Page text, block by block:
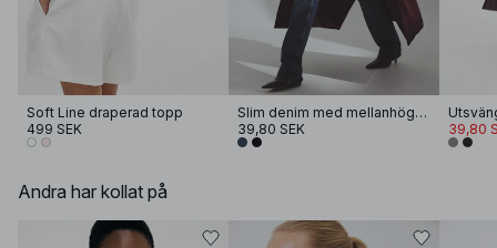
Soft Line draperad topp
499 SEK
Slim denim med mellanhög midja
39,80 SEK
39,80
Andra har kollat på